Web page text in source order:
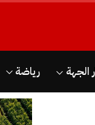
الجهة رياضة